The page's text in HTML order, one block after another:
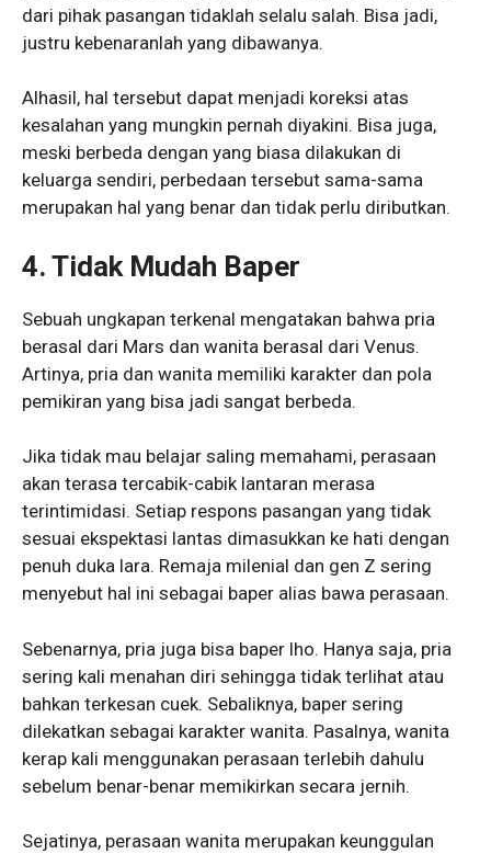
dari pihak pasangan tidaklah selalu salah. Bisa jadi,
justru kebenaranlah yang dibawanya.
Alhasil, hal tersebut dapat menjadi koreksi atas
kesalahan yang mungkin pernah diyakini. Bisa juga,
meski berbeda dengan yang biasa dilakukan di
keluarga sendiri, perbedaan tersebut sama-sama
merupakan hal yang benar dan tidak perlu diributkan.
4. Tidak Mudah Baper
Sebuah ungkapan terkenal mengatakan bahwa pria
berasal dari Mars dan wanita berasal dari Venus.
Artinya, pria dan wanita memiliki karakter dan pola
pemikiran yang bisa jadi sangat berbeda.
Jika tidak mau belajar saling memahami, perasaan
akan terasa tercabik-cabik lantaran merasa
terintimidasi. Setiap respons pasangan yang tidak
sesuai ekspektasi lantas dimasukkan ke hati dengan
penuh duka lara. Remaja milenial dan gen Z sering
menyebut hal ini sebagai baper alias bawa perasaan.
Sebenarnya, pria juga bisa baper lho. Hanya saja, pria
sering kali menahan diri sehingga tidak terlihat atau
bahkan terkesan cuek. Sebaliknya, baper sering
dilekatkan sebagai karakter wanita. Pasalnya, wanita
kerap kali menggunakan perasaan terlebih dahulu
sebelum benar-benar memikirkan secara jernih.
Sejatinya, perasaan wanita merupakan keunggulan